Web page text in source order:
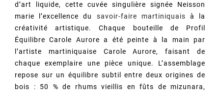
(1 avis)
d’art liquide, cette cuvée singulière signée Neisson
marie l’excellence du savoir-faire martiniquais à la
créativité artistique. Chaque bouteille de Profil
Équilibre Carole Aurore a été peinte à la main par
l’artiste martiniquaise Carole Aurore, faisant de
chaque exemplaire une pièce unique. L’assemblage
repose sur un équilibre subtil entre deux origines de
bois : 50 % de rhums vieillis en fûts de mizunara,